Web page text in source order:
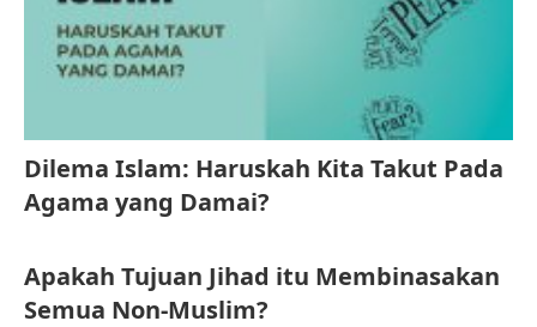
Dilema Islam: Haruskah Kita Takut Pada
Agama yang Damai?
Apakah Tujuan Jihad itu Membinasakan
Semua Non-Muslim?